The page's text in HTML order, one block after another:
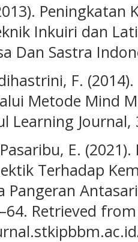
Peningkatan
Inkuiri dan
Dan Sastra
F.
Metode Mind
Learning Journal,
E.
Terhadap
Pangeran
Retrieved from